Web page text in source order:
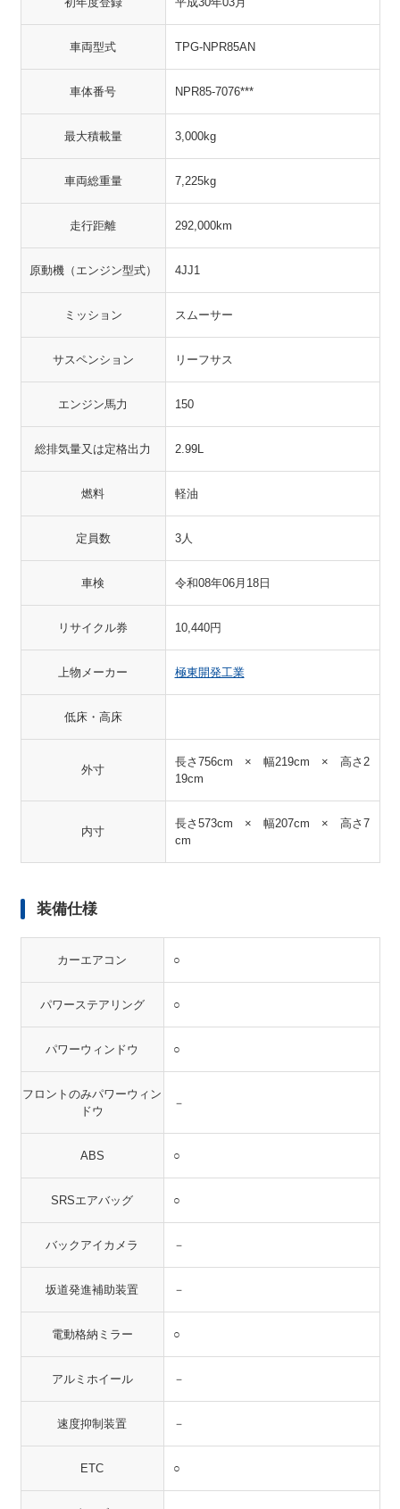
車両型式 TPG-NPR85AN
車体番号 NPR85-7076***
最大積載量 3,000kg
車両総重量 7,225kg
走行距離 292,000km
原動機（エンジン型式） 4JJ1
ミッション スムーサー
サスペンション リーフサス
エンジン馬力 150
総排気量又は定格出力 2.99L
燃料 軽油
定員数 3人
車検 令和08年06月18日
リサイクル券 10,440円
上物メーカー 極東開発工業
低床・高床
外寸
長さ756cm × 幅219cm × 高さ2
19cm
内寸
長さ573cm × 幅207cm × 高さ7
cm
装備仕様
カーエアコン ○
パワーステアリング ○
パワーウィンドウ ○
フロントのみパワーウィン
ドウ
－
ABS ○
SRSエアバッグ ○
バックアイカメラ －
坂道発進補助装置 －
電動格納ミラー ○
アルミホイール －
速度抑制装置 －
ETC ○